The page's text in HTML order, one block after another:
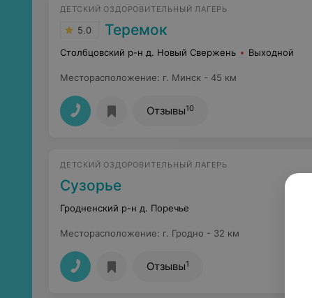
ДЕТСКИЙ ОЗДОРОВИТЕЛЬНЫЙ ЛАГЕРЬ
5.0 Теремок
Столбцовский р-н д. Новый Свержень Выходной
Месторасположение: г. Минск - 45 км
Отзывы10
ДЕТСКИЙ ОЗДОРОВИТЕЛЬНЫЙ ЛАГЕРЬ
Сузорье
Гродненский р-н д. Поречье
Месторасположение: г. Гродно - 32 км
Отзывы1